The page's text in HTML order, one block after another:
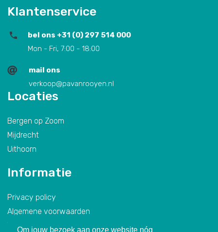
Om jouw bezoek aan onze website nóg
Klantenservice
bel ons +31 (0) 297 514 000
Mon - Fri, 7:00 - 18:00
mail ons
verkoop@pavanrooyen.nl
Locaties
Bergen op Zoom
Mijdrecht
Uithoorn
Informatie
Privacy policy
Algemene voorwaarden
We recycle